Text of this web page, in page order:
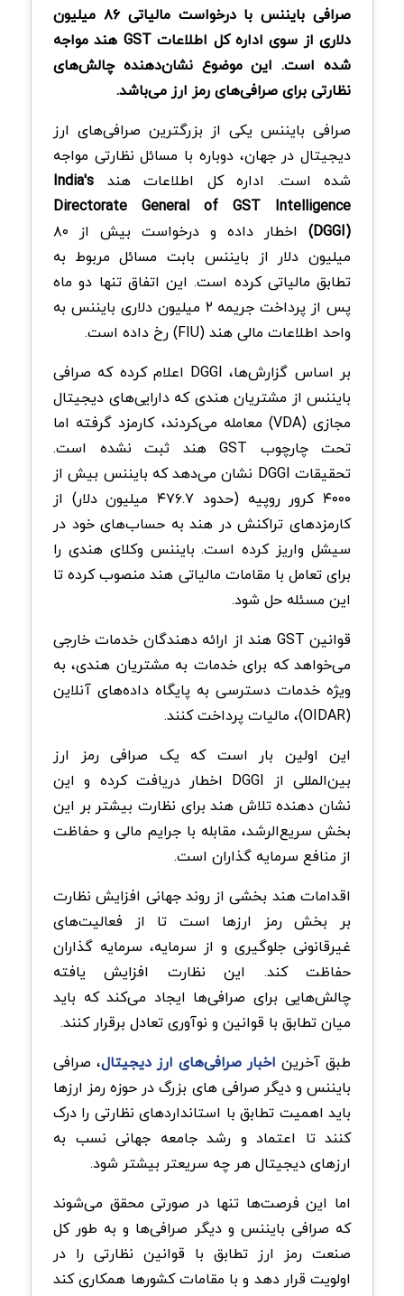
صرافی بایننس با درخواست مالیاتی ۸۶ میلیون
دلاری از سوی اداره کل اطلاعات GST هند مواجه
شده است. این موضوع نشان‌دهنده چالش‌های
نظارتی برای صرافی‌های رمز ارز می‌باشد.
صرافی بایننس یکی از بزرگترین صرافی‌های ارز
دیجیتال در جهان، دوباره با مسائل نظارتی مواجه
شده است. اداره کل اطلاعات هند India's
Directorate General of GST Intelligence
(DGGI)
اخطار داده و درخواست بیش از ۸۰
میلیون دلار از بایننس بابت مسائل مربوط به
تطابق مالیاتی کرده است. این اتفاق تنها دو ماه
پس از پرداخت جریمه ۲ میلیون دلاری بایننس به
واحد اطلاعات مالی هند (FIU) رخ داده است.
بر اساس گزارش‌ها، DGGI اعلام کرده که صرافی
بایننس از مشتریان هندی که دارایی‌های دیجیتال
مجازی (VDA) معامله می‌کردند، کارمزد گرفته اما
تحت چارچوب GST هند ثبت نشده است.
تحقیقات DGGI نشان می‌دهد که بایننس بیش از
۴۰۰۰ کرور روپیه (حدود ۴۷۶.۷ میلیون دلار) از
کارمزدهای تراکنش در هند به حساب‌های خود در
سیشل واریز کرده است. بایننس وکلای هندی را
برای تعامل با مقامات مالیاتی هند منصوب کرده تا
این مسئله حل شود.
قوانین GST هند از ارائه‌ دهندگان خدمات خارجی
می‌خواهد که برای خدمات به مشتریان هندی، به
ویژه خدمات دسترسی به پایگاه داده‌های آنلاین
(OIDAR)، مالیات پرداخت کنند.
این اولین بار است که یک صرافی رمز ارز
بین‌المللی از DGGI اخطار دریافت کرده و این
نشان‌ دهنده تلاش هند برای نظارت بیشتر بر این
بخش سریع‌الرشد، مقابله با جرایم مالی و حفاظت
از منافع سرمایه‌ گذاران است.
اقدامات هند بخشی از روند جهانی افزایش نظارت
بر بخش رمز ارزها است تا از فعالیت‌های
غیرقانونی جلوگیری و از سرمایه، سرمایه ‌گذاران
حفاظت کند. این نظارت افزایش‌ یافته
چالش‌هایی برای صرافی‌ها ایجاد می‌کند که باید
میان تطابق با قوانین و نوآوری تعادل برقرار کنند.
طبق آخرین اخبار صرافی‌های ارز دیجیتال، صرافی
بایننس و دیگر صرافی های بزرگ در حوزه رمز ارزها
باید اهمیت تطابق با استانداردهای نظارتی را درک
کنند تا اعتماد و رشد جامعه جهانی نسب به
ارزهای دیجیتال هر چه سریعتر بیشتر شود.
اما این فرصت‌ها تنها در صورتی محقق می‌شوند
که صرافی بایننس و دیگر صرافی‌ها و به طور کل
صنعت رمز ارز تطابق با قوانین نظارتی را در
اولویت قرار دهد و با مقامات کشورها همکاری کند